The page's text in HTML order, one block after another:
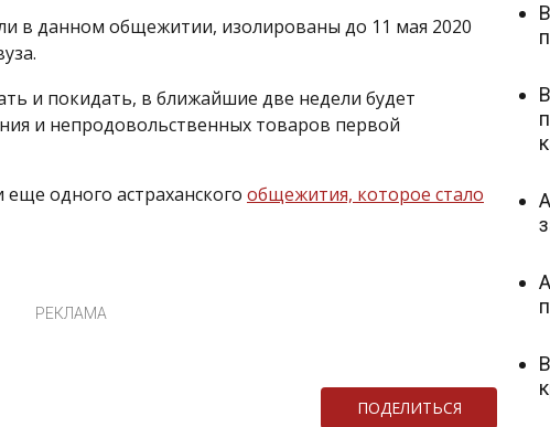
в данном общежитии, изолированы до 11 мая 2020
и покидать, в ближайшие две недели будет
и непродовольственных товаров первой
одного астраханского общежития, которое стало
РЕКЛАМА
ПОДЕЛИТЬСЯ